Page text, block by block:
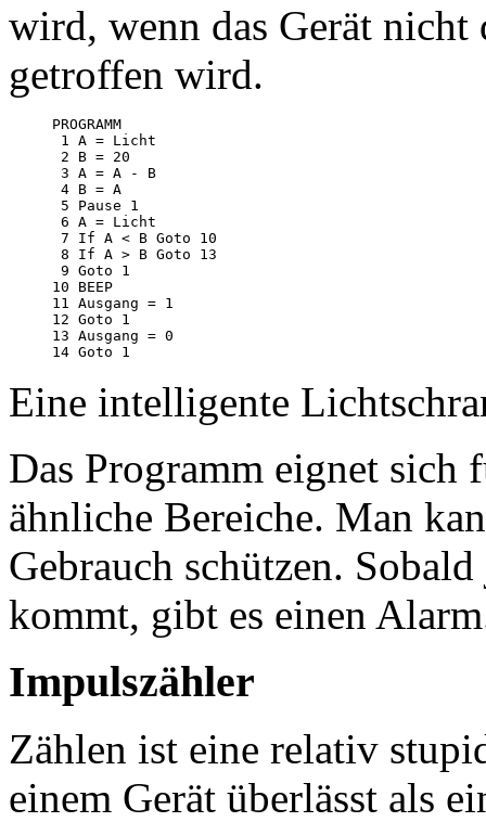
wird, wenn das Gerät
getroffen wird.
PROGRAMM
1 A = Licht
2 B = 20
3 A = A - B
4 B = A
5 Pause 1
6 A = Licht
7 If A < B Goto 10
8 If A > B Goto 13
9 Goto 1
10 BEEP
11 Ausgang = 1
12 Goto 1
13 Ausgang = 0
Eine intelligente
Das Programm eignet sich
ähnliche Bereiche. Man
Gebrauch schützen.
kommt, gibt es einen
Impulszähler
Zählen ist eine relativ
einem Gerät überlässt als